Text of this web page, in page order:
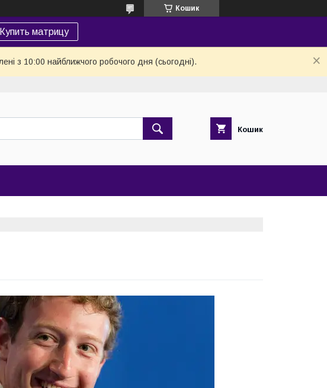
Кошик
Купить матрицу
з 10:00 найближчого робочого дня (сьогодні).
Кошик